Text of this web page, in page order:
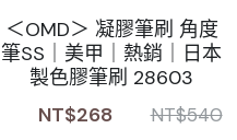
＜OMD＞ 凝膠筆刷 角度
筆SS｜美甲｜熱銷｜日本
製色膠筆刷 28603
NT$268
NT$540